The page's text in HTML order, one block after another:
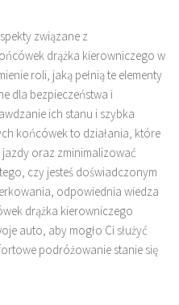
związane z
drążka kierowniczego w
roli, jaką pełnią te elementy
dla bezpieczeństwa i
ich stanu i szybka
końcówek to działania, które
oraz zminimalizować
czy jesteś doświadczonym
odpowiednia wiedza
drążka kierowniczego
auto, aby mogło Ci służyć
podróżowanie stanie się